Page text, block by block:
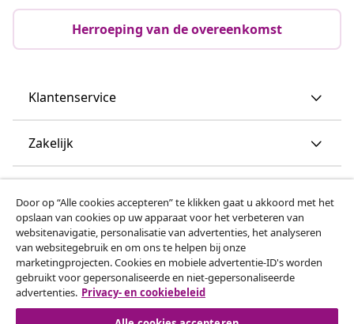
Herroeping van de overeenkomst
Klantenservice
Zakelijk
Ontdek meer
Door op “Alle cookies accepteren” te klikken gaat u akkoord met het
opslaan van cookies op uw apparaat voor het verbeteren van
websitenavigatie, personalisatie van advertenties, het analyseren
van websitegebruik en om ons te helpen bij onze
marketingprojecten. Cookies en mobiele advertentie-ID's worden
gebruikt voor gepersonaliseerde en niet-gepersonaliseerde
advertenties. Privacy- en cookiebeleid